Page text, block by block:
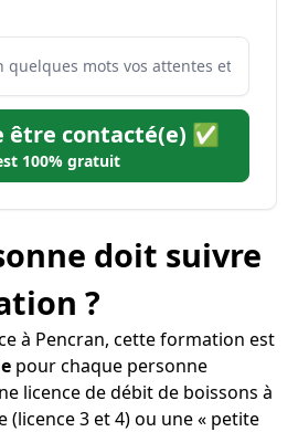
être contacté(e) ✅
100% gratuit
doit suivre
?
à Pencran, cette formation est
pour chaque personne
licence de débit de boissons à
(licence 3 et 4) ou une « petite